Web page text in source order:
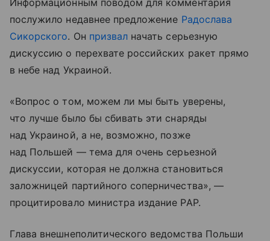
Информационным поводом для комментария
послужило недавнее предложение Радослава
Сикорского. Он призвал начать серьезную
дискуссию о перехвате российских ракет прямо
в небе над Украиной.
«Вопрос о том, можем ли мы быть уверены,
что лучше было бы сбивать эти снаряды
над Украиной, а не, возможно, позже
над Польшей — тема для очень серьезной
дискуссии, которая не должна становиться
заложницей партийного соперничества», —
процитировало министра издание PAP.
Глава внешнеполитического ведомства Польши